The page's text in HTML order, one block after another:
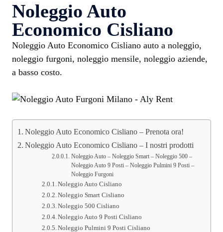
Noleggio Auto
Economico Cisliano
Noleggio Auto Economico Cisliano auto a noleggio,
noleggio furgoni, noleggio mensile, noleggio aziende,
a basso costo.
Noleggio Auto Economico Cisliano – Prenota ora!
Noleggio Auto Economico Cisliano – I nostri prodotti
Noleggio Auto – Noleggio Smart – Noleggio 500 –
Noleggio Auto 9 Posti – Noleggio Pulmini 9 Posti –
Noleggio Furgoni
Noleggio Auto Cisliano
Noleggio Smart Cisliano
Noleggio 500 Cisliano
Noleggio Auto 9 Posti Cisliano
Noleggio Pulmini 9 Posti Cisliano